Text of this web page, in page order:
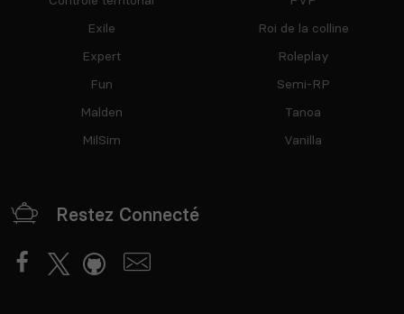
Exile
Expert
Fun
Malden
MilSim
Roi de la colline
Roleplay
Semi-RP
Tanoa
Vanilla
Restez Connecté